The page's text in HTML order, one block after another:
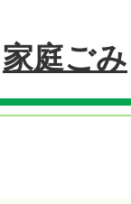
家庭ごみ